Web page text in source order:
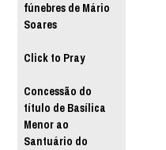
fúnebres de Mário
Soares
Click to Pray
Concessão do
título de Basílica
Menor ao
Santuário do